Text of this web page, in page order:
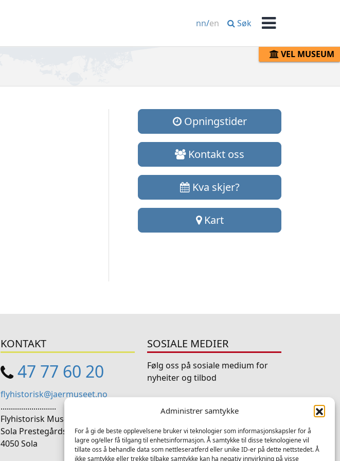
Administrer samtykke
For å gi de beste opplevelsene bruker vi teknologier som informasjonskapsler for å
lagre og/eller få tilgang til enhetsinformasjon. Å samtykke til disse teknologiene vil
tillate oss å behandle data som nettleseratferd eller unike ID-er på dette nettstedet. Å
ikke samtykke eller trekke tilbake samtykke kan ha negativ innvirkning på visse
nn/en Søk
VEL MUSEUM
Opningstider
Kontakt oss
Kva skjer?
Kart
KONTAKT
47 77 60 20
flyhistorisk@jaermuseet.no
...........................
Flyhistorisk Museum Sola
Sola Prestegårdsveg 170
4050 Sola
SOSIALE MEDIER
Følg oss på sosiale medium for
nyheiter og tilbod
Facebook
Instagram
LinkedInYouTube